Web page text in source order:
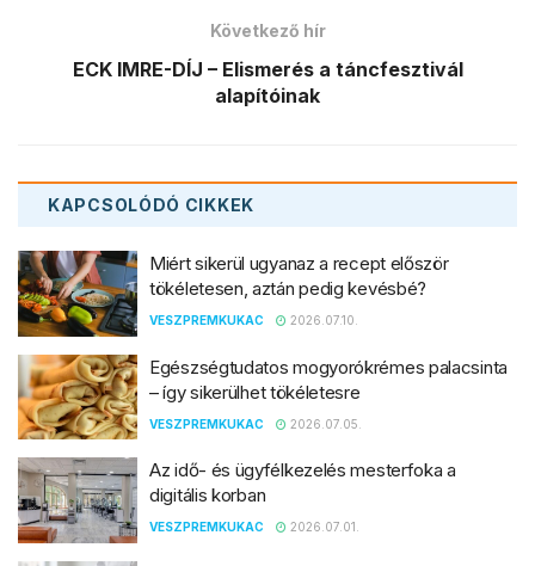
Következő hír
ECK IMRE-DÍJ – Elismerés a táncfesztivál
alapítóinak
KAPCSOLÓDÓ CIKKEK
Miért sikerül ugyanaz a recept először
tökéletesen, aztán pedig kevésbé?
VESZPREMKUKAC 2026.07.10.
Egészségtudatos mogyorókrémes palacsinta
– így sikerülhet tökéletesre
VESZPREMKUKAC 2026.07.05.
Az idő- és ügyfélkezelés mesterfoka a
digitális korban
VESZPREMKUKAC 2026.07.01.